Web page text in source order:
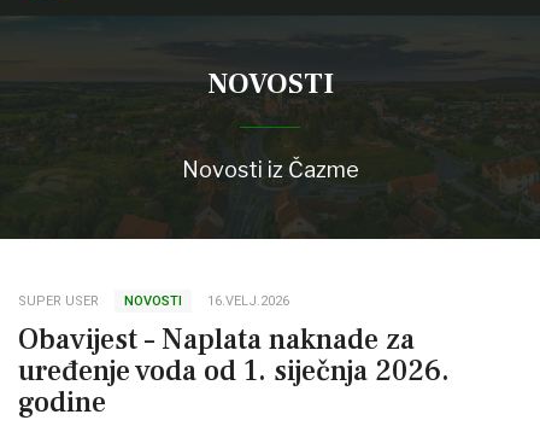
NOVOSTI
Novosti iz Čazme
SUPER USER NOVOSTI 16.VELJ.2026
Obavijest – Naplata naknade za
uređenje voda od 1. siječnja 2026.
godine